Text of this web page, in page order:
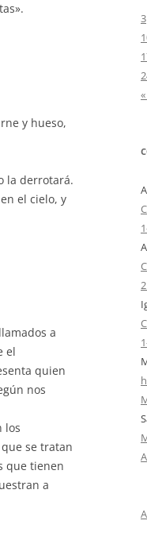
o
y hueso,
la derrotará.
el cielo, y
a
el
quien
nos
los
se tratan
que tienen
a
3